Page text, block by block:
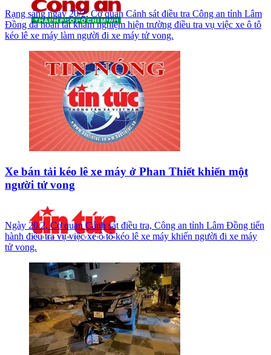
Rạng sáng ngày 20/2, Cơ quan Cảnh sát điều tra Công an tỉnh Lâm
Đồng đã hoàn tất khám nghiệm hiện trường điều tra vụ việc xe ô tô
kéo lê xe máy làm người đi xe máy tử vong.
Xe bán tải kéo lê xe máy ở Phan Thiết khiến một
người tử vong
Ngày 20/2, Cơ quan Cảnh sát điều tra, Công an tỉnh Lâm Đồng tiến
hành điều tra vụ việc xe ô tô kéo lê xe máy khiến người đi xe máy
tử vong.